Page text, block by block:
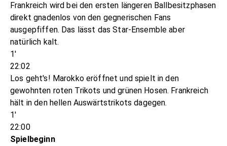
Frankreich wird bei den ersten längeren Ballbesitzphasen
direkt gnadenlos von den gegnerischen Fans
ausgepfiffen. Das lässt das Star-Ensemble aber
natürlich kalt.
1'
22:02
Los geht's! Marokko eröffnet und spielt in den
gewohnten roten Trikots und grünen Hosen. Frankreich
hält in den hellen Auswärtstrikots dagegen.
1'
22:00
Spielbeginn